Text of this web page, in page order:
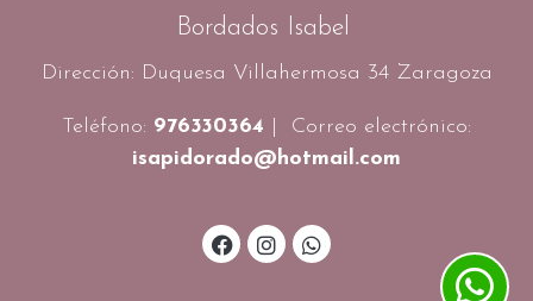
Bordados Isabel
Dirección: Duquesa Villahermosa 34 Zaragoza
Teléfono: 976330364 | Correo electrónico:
isapidorado@hotmail.com